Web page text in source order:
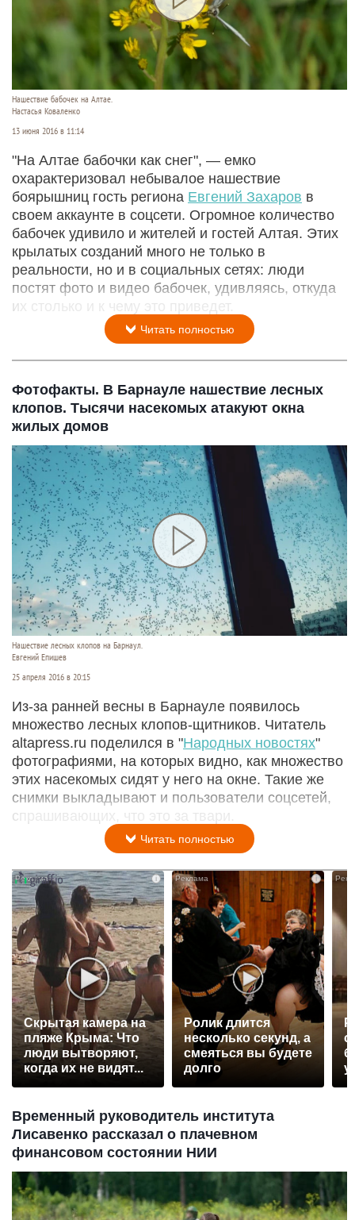
Нашествие бабочек на Алтае.
Настасья Коваленко
13 июня 2016 в 11:14
"На Алтае бабочки как снег", — емко
охарактеризовал небывалое нашествие
боярышниц гость региона Евгений Захаров в
своем аккаунте в соцсети. Огромное количество
бабочек удивило и жителей и гостей Алтая. Этих
крылатых созданий много не только в
реальности, но и в социальных сетях: люди
постят фото и видео бабочек, удивляясь, откуда
их столько и к чему это приведет.
Читать полностью
Фотофакты. В Барнауле нашествие лесных
клопов. Тысячи насекомых атакуют окна
жилых домов
Нашествие лесных клопов на Барнаул.
Евгений Епишев
25 апреля 2016 в 20:15
Из-за ранней весны в Барнауле появилось
множество лесных клопов-щитников. Читатель
altapress.ru поделился в "Народных новостях"
фотографиями, на которых видно, как множество
этих насекомых сидят у него на окне. Такие же
снимки выкладывают и пользователи соцсетей,
спрашивающих, что это за твари.
Читать полностью
i
Скрытая камера на
пляже Крыма: Что
люди вытворяют,
когда их не видят...
Ролик длится
несколько секунд, а
смеяться вы будете
долго
Временный руководитель института
Лисавенко рассказал о плачевном
финансовом состоянии НИИ